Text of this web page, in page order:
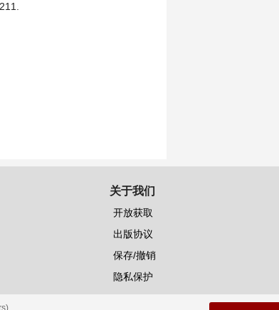
关于我们
开放获取
出版协议
保存/撤销
隐私保护